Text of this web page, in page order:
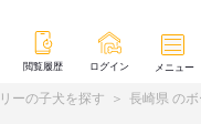
閲覧履歴 ログイン メニュー
ーの子犬を探す 長崎県 の